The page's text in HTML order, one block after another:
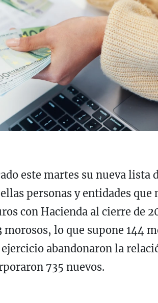
este martes su nueva lista
personas y entidades que
con Hacienda al cierre de
lo que supone 144
abandonaron la
735 nuevos.